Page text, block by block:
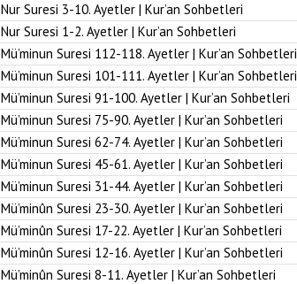
Nur Suresi 3-10. Ayetler | Kur’an Sohbetleri
Nur Suresi 1-2. Ayetler | Kur’an Sohbetleri
Mü’minun Suresi 112-118. Ayetler | Kur’an Sohbetleri
Mü’minun Suresi 101-111. Ayetler | Kur’an Sohbetleri
Mü’minun Suresi 91-100. Ayetler | Kur’an Sohbetleri
Mü’minun Suresi 75-90. Ayetler | Kur’an Sohbetleri
Mü’minun Suresi 62-74. Ayetler | Kur’an Sohbetleri
Mü’minun Suresi 45-61. Ayetler | Kur’an Sohbetleri
Mü’minun Suresi 31-44. Ayetler | Kur’an Sohbetleri
Mü’minûn Suresi 23-30. Ayetler | Kur’an Sohbetleri
Mü’minûn Suresi 17-22. Ayetler | Kur’an Sohbetleri
Mü’minûn Suresi 12-16. Ayetler | Kur’an Sohbetleri
Mü’minûn Suresi 8-11. Ayetler | Kur’an Sohbetleri